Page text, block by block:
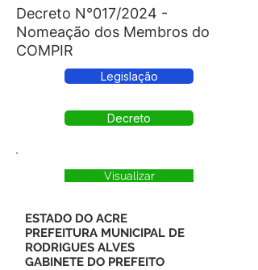
Decreto N°017/2024 -
Nomeação dos Membros do
COMPIR
Legislação
Decreto
Visualizar
ESTADO DO ACRE
PREFEITURA MUNICIPAL DE
RODRIGUES ALVES
GABINETE DO PREFEITO